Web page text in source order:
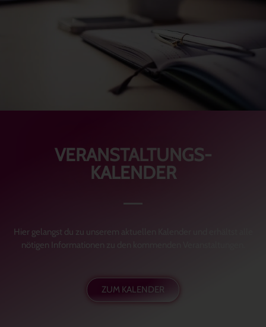
VERANSTALTUNGS-
KALENDER
Hier gelangst du zu unserem aktuellen Kalender und erhältst alle
nötigen Informationen zu den kommenden Veranstaltungen.
ZUM KALENDER